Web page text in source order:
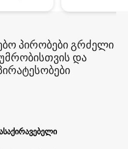
პირობები გრძელი
და